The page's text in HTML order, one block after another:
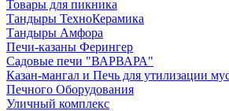
Товары для пикника
Тандыры ТехноКерамика
Тандыры Амфора
Печи-казаны Ферингер
Садовые печи "ВАРВАРА"
Казан-мангал и Печь для утилизации
Печного Оборудования
Уличный комплекс